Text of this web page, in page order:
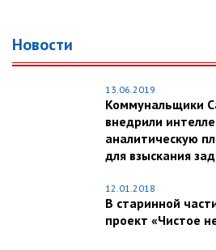
Новости
13.06.2019
Коммунальщики
внедрили
аналитическую
для взыскания
12.01.2018
В старинной
проект «Чистое